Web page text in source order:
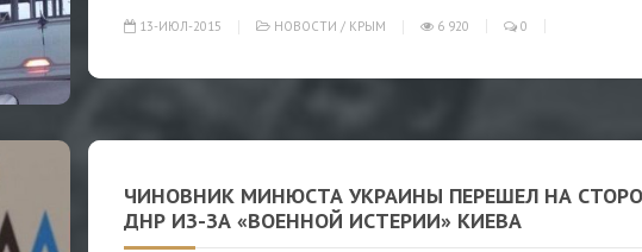
13-ИЮЛ-2015 НОВОСТИ / КРЫМ 6 920 0
ЧИНОВНИК МИНЮСТА УКРАИНЫ ПЕРЕШЕЛ НА
ДНР ИЗ-ЗА «ВОЕННОЙ ИСТЕРИИ» КИЕВА